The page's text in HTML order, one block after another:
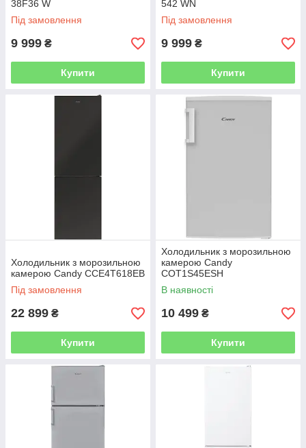
38F36 W
Під замовлення
9 999 ₴
Купити
542 WN
Під замовлення
9 999 ₴
Купити
Холодильник з морозильною
камерою Candy CCE4T618EB
Під замовлення
22 899 ₴
Купити
Холодильник з морозильною
камерою Candy
COT1S45ESH
В наявності
10 499 ₴
Купити